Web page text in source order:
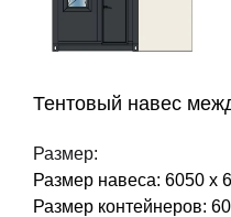
Тентовый навес
Размер:
Размер навеса: 6050 х
Размер контейнеров: